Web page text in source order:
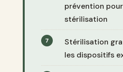
prévention
stérilisation
Stérilisation
les dispositifs